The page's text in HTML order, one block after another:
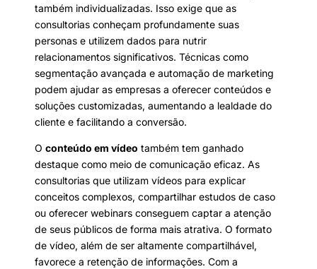
também individualizadas. Isso exige que as
consultorias conheçam profundamente suas
personas e utilizem dados para nutrir
relacionamentos significativos. Técnicas como
segmentação avançada e automação de marketing
podem ajudar as empresas a oferecer conteúdos e
soluções customizadas, aumentando a lealdade do
cliente e facilitando a conversão.
O conteúdo em vídeo também tem ganhado
destaque como meio de comunicação eficaz. As
consultorias que utilizam vídeos para explicar
conceitos complexos, compartilhar estudos de caso
ou oferecer webinars conseguem captar a atenção
de seus públicos de forma mais atrativa. O formato
de vídeo, além de ser altamente compartilhável,
favorece a retenção de informações. Com a